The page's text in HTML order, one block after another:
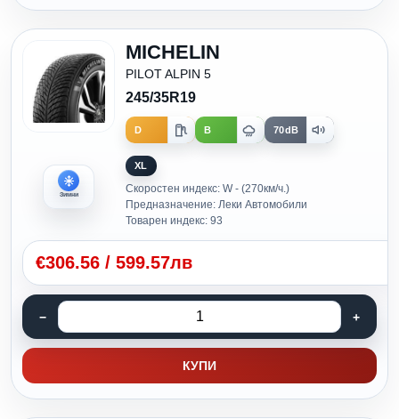
Зимни
MICHELIN
PILOT ALPIN 5
245/35R19
D B 70dB
XL
Скоростен индекс: W - (270км/ч.)
Предназначение: Леки Автомобили
Товарен индекс: 93
€306.56 / 599.57лв
КУПИ